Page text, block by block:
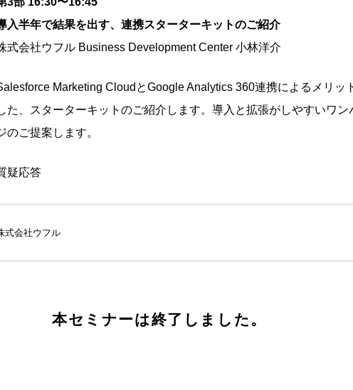
入半年で結果を出す、連携スターターキットのご紹介
式会社ウフル Business Development Center 小林洋介
Marketing CloudとGoogle Analytics 360連携によるメリッ
た、スターターキットのご紹介します。導入と拡張がしやすいワン
のご提案します。
疑応答
式会社ウフル
本セミナーは終了しました。